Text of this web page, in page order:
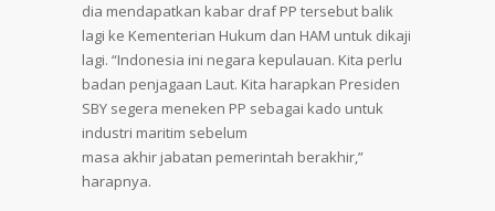
dia mendapatkan kabar draf PP tersebut balik
lagi ke Kementerian Hukum dan HAM untuk dikaji
lagi. “Indonesia ini negara kepulauan. Kita perlu
badan penjagaan Laut. Kita harapkan Presiden
SBY segera meneken PP sebagai kado untuk
industri maritim sebelum
masa akhir jabatan pemerintah berakhir,”
harapnya.